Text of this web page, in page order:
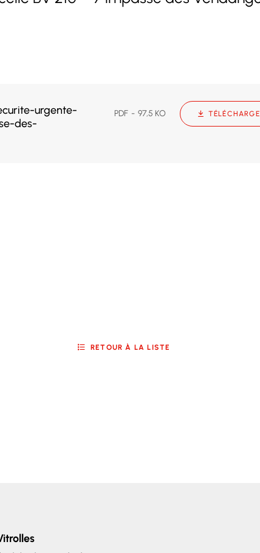
urgente-
des-
PDF 97,5 KO
RETOUR À LA LISTE